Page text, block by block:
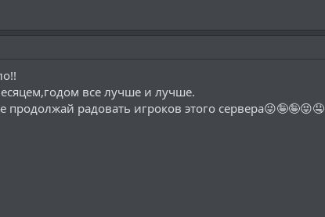
все лучше и лучше.
продолжай радовать игроков этого сервера😜🤪🤪😝🤤